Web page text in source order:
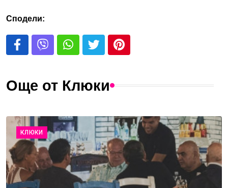
Сподели:
Още от Клюки
КЛЮКИ